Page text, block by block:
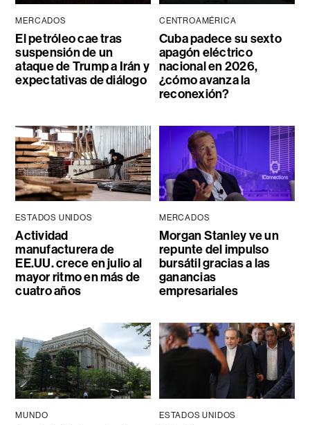
MERCADOS
El petróleo cae tras
suspensión de un
ataque de Trump a Irán y
expectativas de diálogo
CENTROAMÉRICA
Cuba padece su sexto
apagón eléctrico
nacional en 2026,
¿cómo avanza la
reconexión?
ESTADOS UNIDOS
Actividad
manufacturera de
EE.UU. crece en julio al
mayor ritmo en más de
cuatro años
MERCADOS
Morgan Stanley ve un
repunte del impulso
bursátil gracias a las
ganancias
empresariales
MUNDO ESTADOS UNIDOS